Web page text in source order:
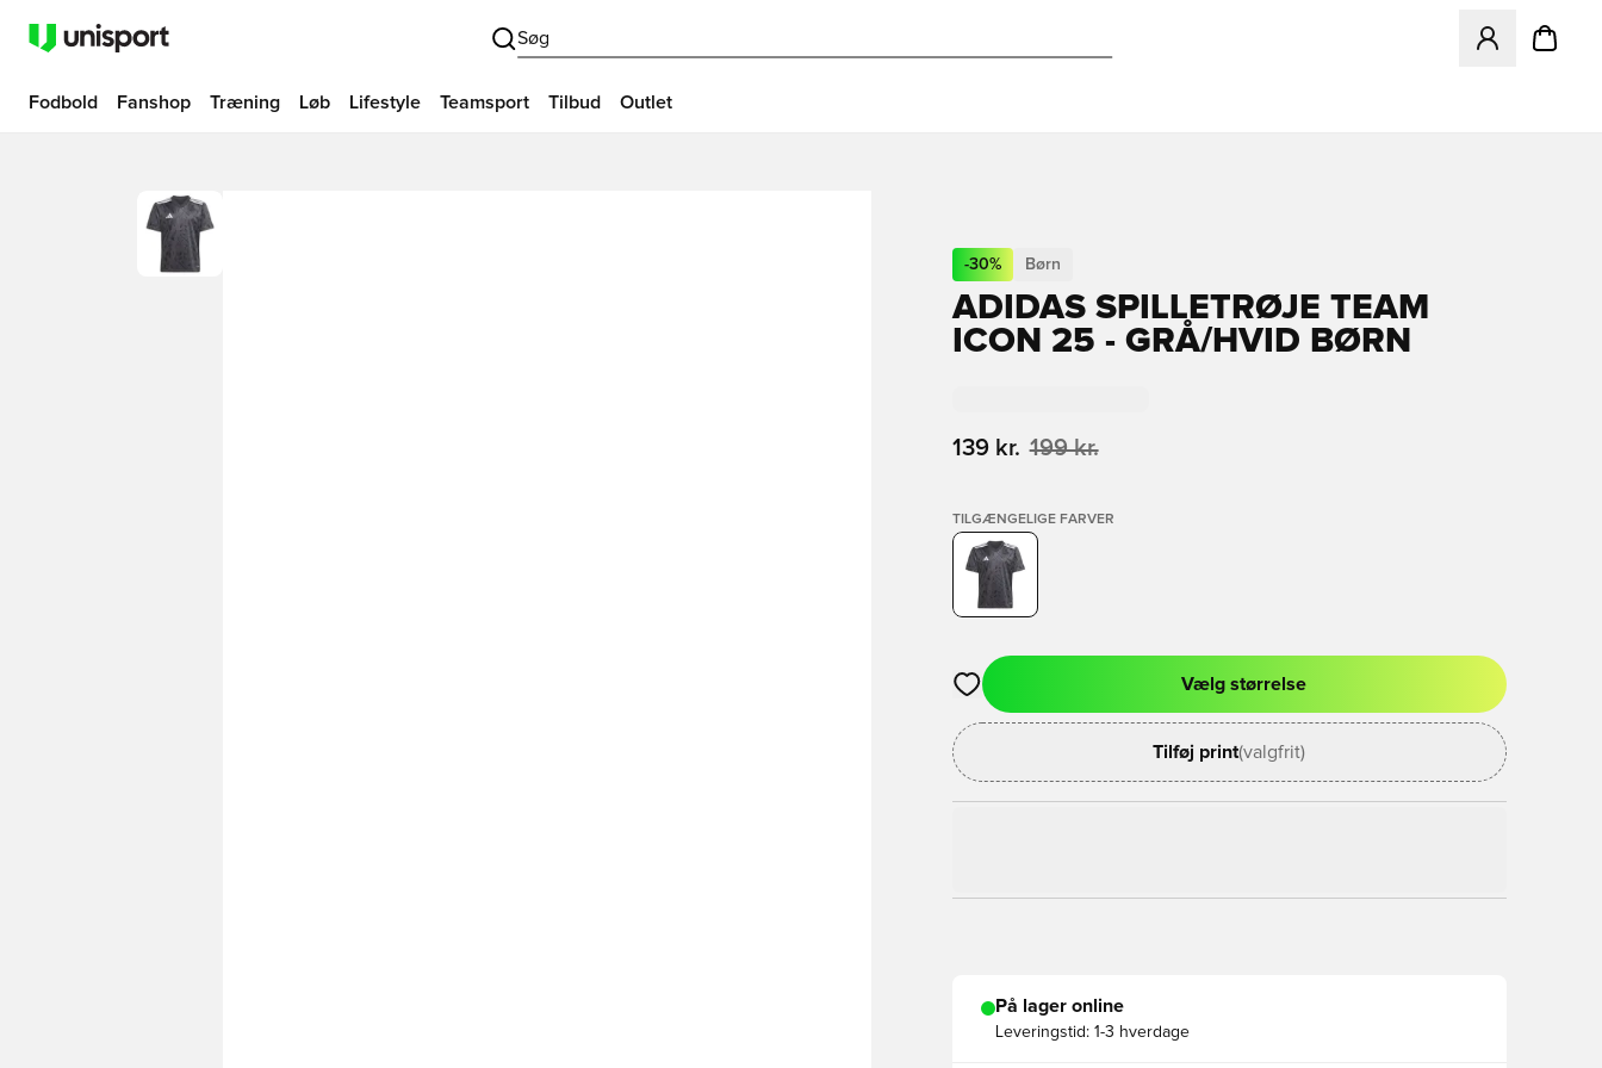
Søg
Åbner en
Fodbold Fanshop Træning Løb Lifestyle Teamsport Tilbud Outlet
-30% Børn
ADIDAS SPILLETRØJE TEAM
ICON 25 - GRÅ/HVID BØRN
139 kr. 199 kr.
TILGÆNGELIGE FARVER
Åbner en Modal til at logge ind eller tilmelde dig som medlem
Vælg størrelse
Tilføj print(valgfrit)
På lager online
Leveringstid: 1-3 hverdage